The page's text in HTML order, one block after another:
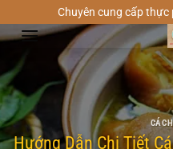
đến
dung
Chuyên cung cấp thực
Hướng Dẫn Chi Tiết